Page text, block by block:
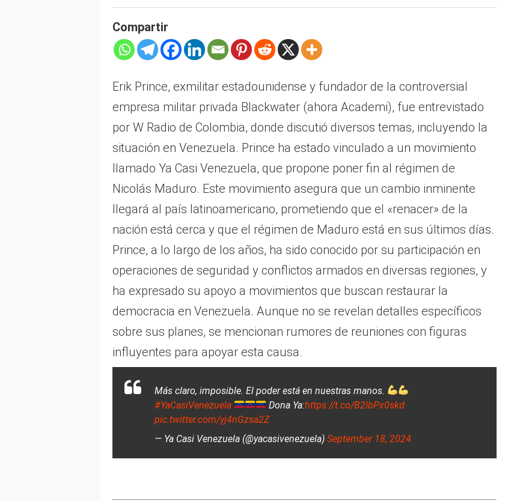
Compartir
Erik Prince, exmilitar estadounidense y fundador de la controversial
empresa militar privada Blackwater (ahora Academi), fue entrevistado
por W Radio de Colombia, donde discutió diversos temas, incluyendo la
situación en Venezuela. Prince ha estado vinculado a un movimiento
llamado Ya Casi Venezuela, que propone poner fin al régimen de
Nicolás Maduro. Este movimiento asegura que un cambio inminente
llegará al país latinoamericano, prometiendo que el «renacer» de la
nación está cerca y que el régimen de Maduro está en sus últimos días.
Prince, a lo largo de los años, ha sido conocido por su participación en
operaciones de seguridad y conflictos armados en diversas regiones, y
ha expresado su apoyo a movimientos que buscan restaurar la
democracia en Venezuela. Aunque no se revelan detalles específicos
sobre sus planes, se mencionan rumores de reuniones con figuras
influyentes para apoyar esta causa.
Más claro, imposible. El poder está en nuestras manos.
#YaCasiVenezuela
Dona Ya:https://t.co/B2lbPx0skd
pic.twitter.com/yj4nGzsa2Z
— Ya Casi Venezuela (@yacasivenezuela) September 18, 2024